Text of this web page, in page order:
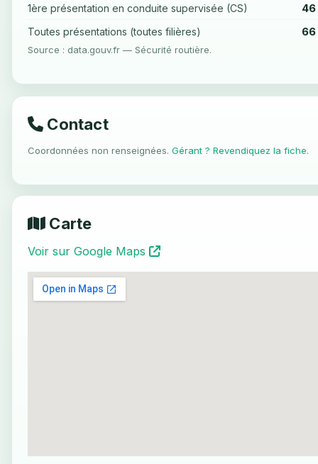
1ère présentation en conduite supervisée (CS) 46
Toutes présentations (toutes filières) 66
Source : data.gouv.fr — Sécurité routière.
Contact
Coordonnées non renseignées. Gérant ? Revendiquez la fiche.
Carte
Voir sur Google Maps